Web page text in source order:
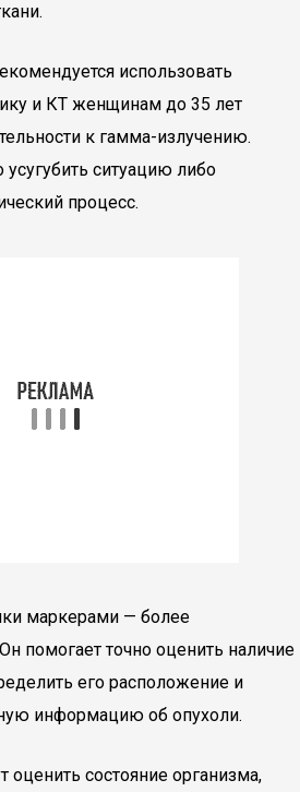
использовать
и КТ женщинам до 35 лет
к гамма-излучению.
ситуацию либо
процесс.
маркерами — более
помогает точно оценить наличие
его расположение и
информацию об опухоли.
состояние организма,